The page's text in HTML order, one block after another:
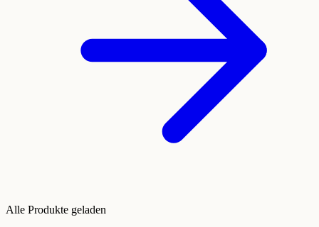
Alle Produkte geladen